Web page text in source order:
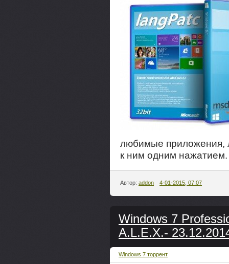
любимые приложения,
к ним одним нажатием.
Автор: addon 4-01-2015, 07:07
Windows 7
A.L.E.X.-
Windows 7 торрент